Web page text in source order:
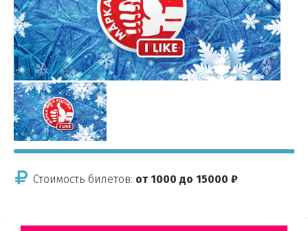
Стоимость билетов: от 1000 до 15000 ₽